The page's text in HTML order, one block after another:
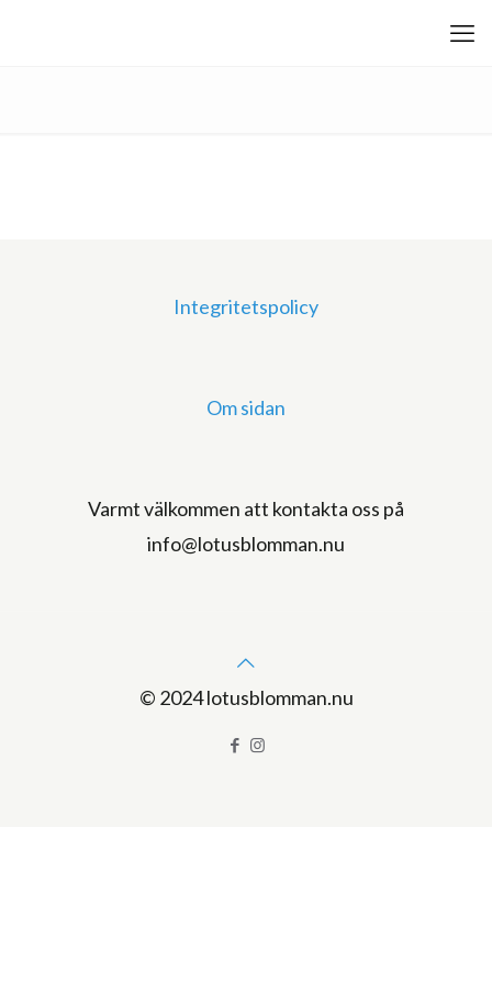
Integritetspolicy
Om sidan
Varmt välkommen att kontakta oss på
info@lotusblomman.nu
© 2024 lotusblomman.nu